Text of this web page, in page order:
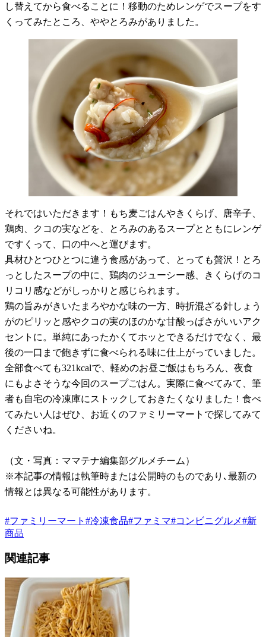
し替えてから食べることに！移動のためレンゲでスープをす
くってみたところ、ややとろみがありました。
それではいただきます！もち麦ごはんやきくらげ、唐辛子、
鶏肉、クコの実などを、とろみのあるスープとともにレンゲ
ですくって、口の中へと運びます。
具材ひとつひとつに違う食感があって、とっても贅沢！とろ
っとしたスープの中に、鶏肉のジューシー感、きくらげのコ
リコリ感などがしっかりと感じられます。
鶏の旨みがきいたまろやかな味の一方、時折混ざる針しょう
がのピリッと感やクコの実のほのかな甘酸っぱさがいいアク
セントに。単純にあったかくてホッとできるだけでなく、最
後の一口まで飽きずに食べられる味に仕上がっていました。
全部食べても321kcalで、軽めのお昼ご飯はもちろん、夜食
にもよさそうな今回のスープごはん。実際に食べてみて、筆
者も自宅の冷凍庫にストックしておきたくなりました！食べ
てみたい人はぜひ、お近くのファミリーマートで探してみて
くださいね。
（文・写真：ママテナ編集部グルメチーム）
※本記事の情報は執筆時または公開時のものであり､最新の
情報とは異なる可能性があります。
#ファミリーマート #冷凍食品#ファミマ#コンビニグルメ#新
商品
関連記事